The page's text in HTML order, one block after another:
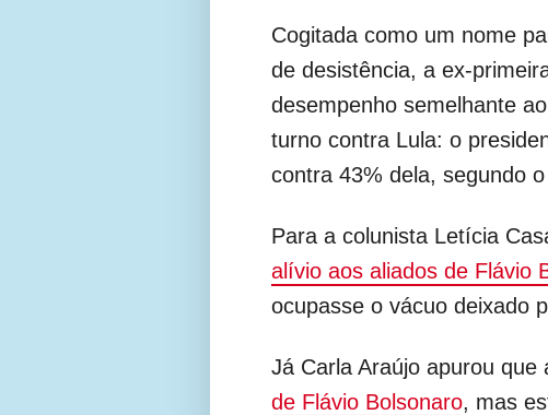
Cogitada como um nome
de desistência, a ex-
desempenho semelhante
turno contra Lula: o
contra 43% dela, segundo
Para a colunista Letícia
alívio aos aliados de Flávio
ocupasse o vácuo deixado
Já Carla Araújo apurou que
de Flávio Bolsonaro, mas